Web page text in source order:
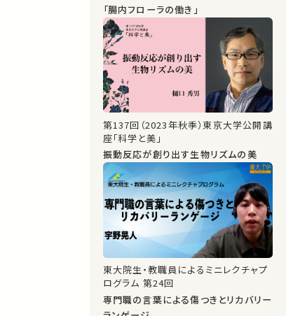
「腸内フローラの働き」
第137回（2023年秋季）東京大学公開講
座「科学と美」
振動反応が創り出す生物リズムの美
東大院生・教職員によるミニレクチャプ
ログラム 第24回
専門職の言葉による傷つきとリカバリー